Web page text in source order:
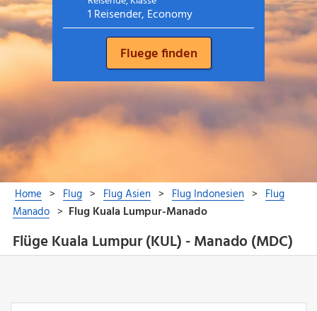
Flüge Kuala Lumpur (KUL) - Manado (MDC)